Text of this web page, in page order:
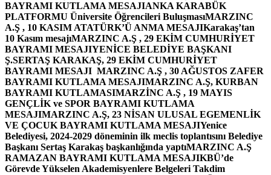
BAYRAMI KUTLAMA MESAJIANKA KARABÜK
PLATFORMU Üniversite Öğrencileri BuluşmasıMARZINC
A.Ş , 10 KASIM ATATÜRK’Ü ANMA MESAJIKarakaş’tan
10 Kasım mesajıMARZINC A.Ş , 29 EKİM CUMHURİYET
BAYRAMI MESAJIYENİCE BELEDİYE BAŞKANI
Ş.SERTAŞ KARAKAŞ, 29 EKİM CUMHURİYET
BAYRAMI MESAJI MARZINC A.Ş , 30 AĞUSTOS ZAFER
BAYRAMI KUTLAMA MESAJIMARZINC A.Ş, KURBAN
BAYRAMI KUTLAMASIMARZİNC A.Ş , 19 MAYIS
GENÇLİK ve SPOR BAYRAMI KUTLAMA
MESAJIMARZINC A.Ş, 23 NİSAN ULUSAL EGEMENLİK
VE ÇOCUK BAYRAMI KUTLAMA MESAJIYenice
Belediyesi, 2024-2029 döneminin ilk meclis toplantısını Belediye
Başkanı Sertaş Karakaş başkanlığında yaptıMARZINC A.Ş
RAMAZAN BAYRAMI KUTLAMA MESAJIKBÜ’de
Görevde Yükselen Akademisyenlere Belgeleri Takdim